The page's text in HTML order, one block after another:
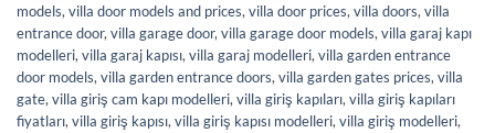
models, villa door models and prices, villa door prices, villa doors, villa
entrance door, villa garage door, villa garage door models, villa garaj kapı
modelleri, villa garaj kapısı, villa garaj modelleri, villa garden entrance
door models, villa garden entrance doors, villa garden gates prices, villa
gate, villa giriş cam kapı modelleri, villa giriş kapıları, villa giriş kapıları
fiyatları, villa giriş kapısı, villa giriş kapısı modelleri, villa giriş modelleri,